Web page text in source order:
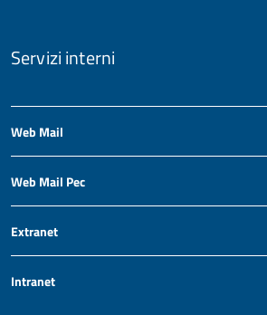
Servizi interni
Web Mail
Web Mail Pec
Extranet
Intranet